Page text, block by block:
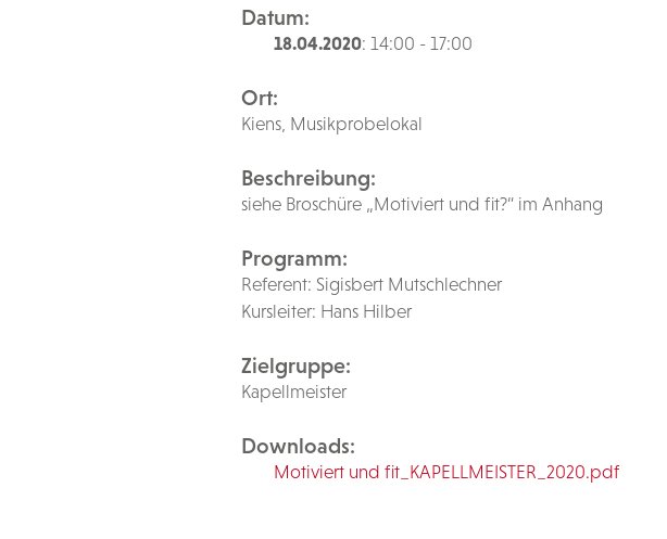
Datum:
18.04.2020: 14:00 - 17:00
Ort:
Kiens, Musikprobelokal
Beschreibung:
siehe Broschüre „Motiviert und fit?“ im Anhang
Programm:
Referent: Sigisbert Mutschlechner
Kursleiter: Hans Hilber
Zielgruppe:
Kapellmeister
Downloads:
Motiviert und fit_KAPELLMEISTER_2020.pdf